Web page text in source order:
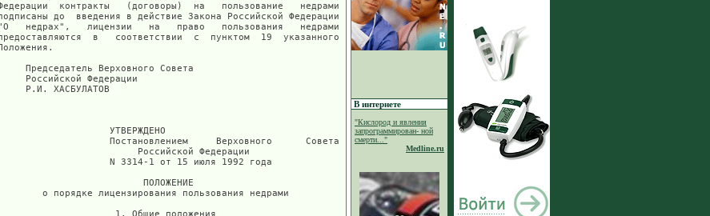
В интернете
"Кислород и явления
запрограммирован- ной
смерти..."
Medline.ru